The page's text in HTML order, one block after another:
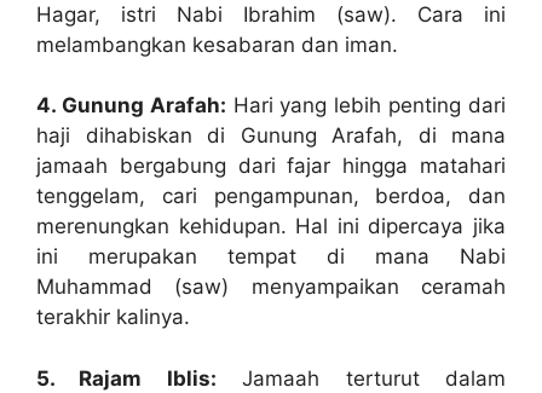
Hagar, istri Nabi Ibrahim (saw). Cara ini
melambangkan kesabaran dan iman.
4. Gunung Arafah: Hari yang lebih penting dari
haji dihabiskan di Gunung Arafah, di mana
jamaah bergabung dari fajar hingga matahari
tenggelam, cari pengampunan, berdoa, dan
merenungkan kehidupan. Hal ini dipercaya jika
ini merupakan tempat di mana Nabi
Muhammad (saw) menyampaikan ceramah
terakhir kalinya.
5. Rajam Iblis: Jamaah terturut dalam